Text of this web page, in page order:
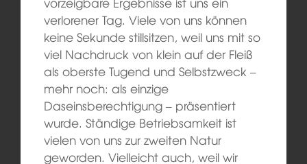
verlorener Tag. Viele von uns können
keine Sekunde stillsitzen, weil uns mit so
viel Nachdruck von klein auf der Fleiß
als oberste Tugend und Selbstzweck –
mehr noch: als einzige
Daseinsberechtigung – präsentiert
wurde. Ständige Betriebsamkeit ist
vielen von uns zur zweiten Natur
geworden. Vielleicht auch, weil wir